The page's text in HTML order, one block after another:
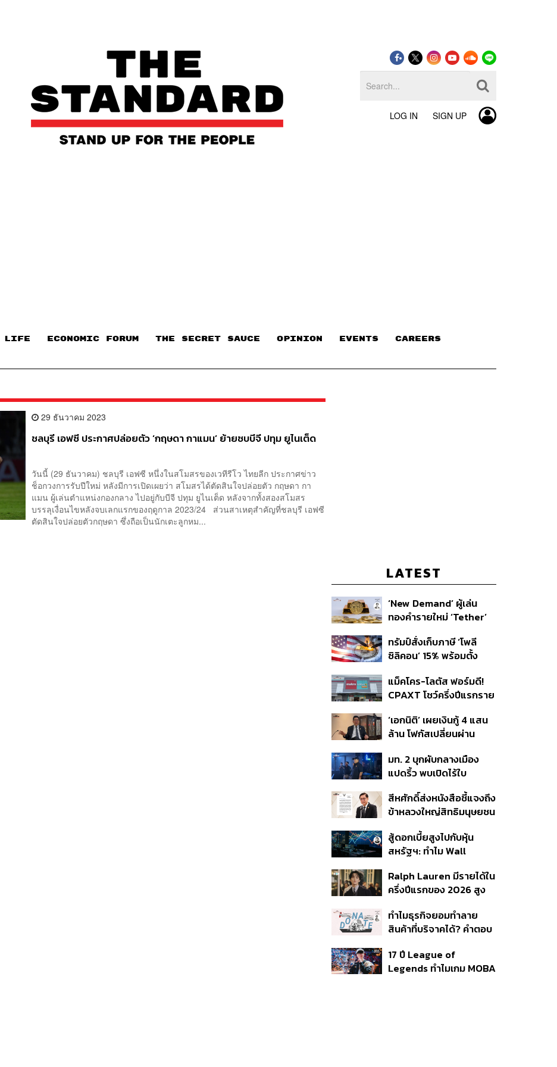
LOG IN SIGN UP
LIFE ECONOMIC FORUM THE SECRET SAUCE​ OPINION EVENTS CAREERS
29 ธันวาคม 2023
ชลบุรี เอฟซี ประกาศปล่อยตัว ‘กฤษดา กาแมน’ ย้ายซบบีจี ปทุม ยูไนเต็ด
วันนี้ (29 ธันวาคม) ชลบุรี เอฟซี หนึ่งในสโมสรของเวทีรีโว ไทยลีก ประกาศข่าว
ช็อกวงการรับปีใหม่ หลังมีการเปิดเผยว่า สโมสรได้ตัดสินใจปล่อยตัว กฤษดา กา
แมน ผู้เล่นตำแหน่งกองกลาง ไปอยู่กับบีจี ปทุม ยูไนเต็ด หลังจากทั้งสองสโมสร
บรรลุเงื่อนไขหลังจบเลกแรกของฤดูกาล 2023/24 ส่วนสาเหตุสำคัญที่ชลบุรี เอฟซี
ตัดสินใจปล่อยตัวกฤษดา ซึ่งถือเป็นนักเตะลูกหม...
LATEST
‘New Demand’ ผู้เล่น
ทองคำรายใหม่ ‘Tether’
ทรัมป์สั่งเก็บภาษี ‘โพลี
ซิลิคอน’ 15% พร้อมตั้ง
แม็คโคร-โลตัส ฟอร์มดี!
CPAXT โชว์ครึ่งปีแรกราย
ปรับโฉมสาขาใหม่ดันพื้นที่
เช่าโต
‘เอกนิติ’ เผยเงินกู้ 4 แสน
ล้าน โฟกัสเปลี่ยนผ่าน
พลัส’ เฟส 2 รอประเมิน
ความเหมาะสม
มท. 2 บุกผับกลางเมือง
แปดริ้ว พบเปิดไร้ใบ
ใช้บริการ ฉี่ม่วง 32 ราย
จ่อปิด 5 ปี
สีหศักดิ์ส่งหนังสือชี้แจงถึง
ข้าหลวงใหญ่สิทธิมนุษยชน
เคลื่อน-ไม่เป็นธรรม’
สู้ดอกเบี้ยสูงไปกับหุ้น
สหรัฐฯ: ทำไม Wall
คิด?
Ralph Lauren มีรายได้ใน
ครึ่งปีแรกของ 2026 สูง
ทำไมธุรกิจยอมทำลาย
สินค้าที่บริจาคได้? คำตอบ
อยู่ที่ระบบภาษี
17 ปี League of
Legends ทำไมเกม MOBA